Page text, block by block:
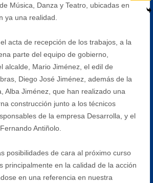
Música, Danza y Teatro, ubicadas en
ya una realidad.
acta de recepción de los trabajos, a la
parte del equipo de gobierno,
alcalde, Mario Jiménez, el edil de
Diego José Jiménez, además de la
Alba Jiménez, que han realizado una
construcción junto a los técnicos
de la empresa Desarrolla, y el
Antiñolo.
posibilidades de cara al próximo curso
principalmente en la calidad de la acción
en una referencia en nuestra